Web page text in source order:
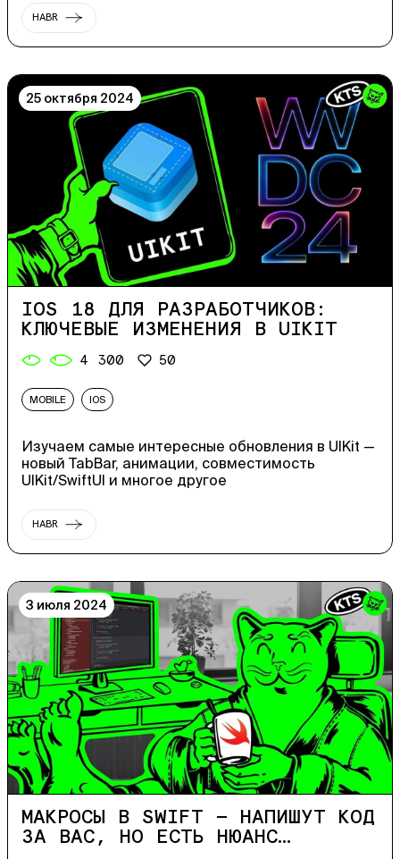
HABR
25 октября 2024
IOS 18 ДЛЯ РАЗРАБОТЧИКОВ:
КЛЮЧЕВЫЕ ИЗМЕНЕНИЯ В UIKIT
4 300 50
MOBILE IOS
Изучаем самые интересные обновления в UIKit —
новый TabBar, анимации, совместимость
UIKit/SwiftUI и многое другое
HABR
3 июля 2024
МАКРОСЫ В SWIFT — НАПИШУТ КОД
ЗА ВАС, НО ЕСТЬ НЮАНС…